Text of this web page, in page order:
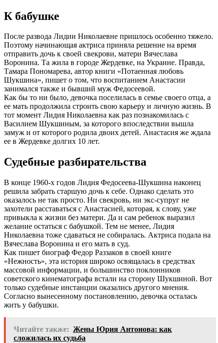
К бабушке
После развода Лидии Николаевне пришлось особенно тяжело.
Поэтому начинающая актриса приняла решение на время
отправить дочь к своей свекрови, матери Вячеслава
Воронина. Та жила в городе Жердевке, на Украине. Правда,
Тамара Пономарева, автор книги «Потаенная любовь
Шукшина», пишет о том, что воспитанием Анастасии
занимался также и бывший муж Федосеевой.
Как бы то ни было, девочка поселилась в семье своего отца, а
ее мать продолжила строить свою карьеру и личную жизнь. В
тот момент Лидия Николаевна как раз познакомилась с
Василием Шукшиным, за которого впоследствии вышла
замуж и от которого родила двоих детей. Анастасия же ждала
ее в Жердевке долгих 10 лет.
Судебные разбирательства
В конце 1960-х годов Лидия Федосеева-Шукшина наконец
решила забрать старшую дочь к себе. Однако сделать это
оказалось не так просто. Ни свекровь, ни экс-супруг не
захотели расставаться с Анастасией, которая, к слову, уже
привыкла к жизни без матери. Да и сам ребенок выразил
желание остаться с бабушкой. Тем не менее, Лидия
Николаевна тоже сдаваться не собиралась. Актриса подала на
Вячеслава Воронина и его мать в суд.
Как пишет биограф Федор Раззаков в своей книге
«Нежность», эта история широко освящалась в средствах
массовой информации, и большинство поклонников
советского кинематографа встали на сторону Шукшиной. Вот
только судебные инстанции оказались другого мнения.
Согласно вынесенному постановлению, девочка осталась
жить у бабушки.
Читайте также: Жены Юрия Антонова: как
сложилась их судьба